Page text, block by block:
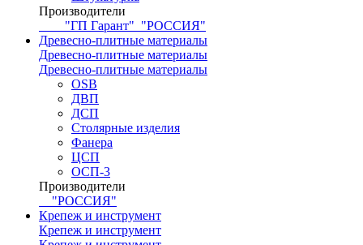
Производители
"ГП Гарант" "РОССИЯ"
Древесно-плитные материалы
Древесно-плитные материалы
Древесно-плитные материалы
OSB
ДВП
ДСП
Столярные изделия
Фанера
ЦСП
ОСП-3
Производители
"РОССИЯ"
Крепеж и инструмент
Крепеж и инструмент